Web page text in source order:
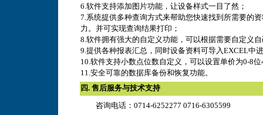
6.软件支持添加图片功能，让设备样式一目了然；
7.系统提供多种查询方式来帮助您快速找到所需要的
力。并可实现查询结果打印；
8.软件拥有强大的自定义功能，可以根据需要自定义
9.提供各种报表汇总，同时设备资料可导入EXCEL中
10.软件支持小数点位数自定义，可以设置单价为0-8位
11.安全可靠的数据库备份和恢复功能。
四. 售后服务与技术支持
咨询电话：0714-6252277 0716-6305599